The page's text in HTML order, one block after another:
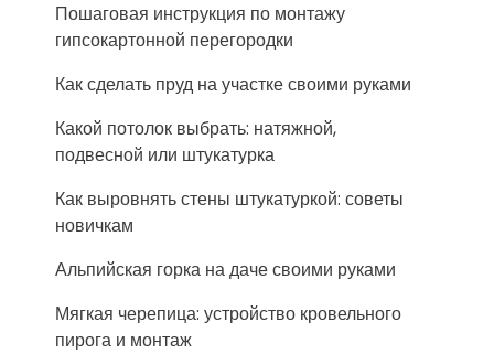
Пошаговая инструкция по монтажу
гипсокартонной перегородки
Как сделать пруд на участке своими руками
Какой потолок выбрать: натяжной,
подвесной или штукатурка
Как выровнять стены штукатуркой: советы
новичкам
Альпийская горка на даче своими руками
Мягкая черепица: устройство кровельного
пирога и монтаж